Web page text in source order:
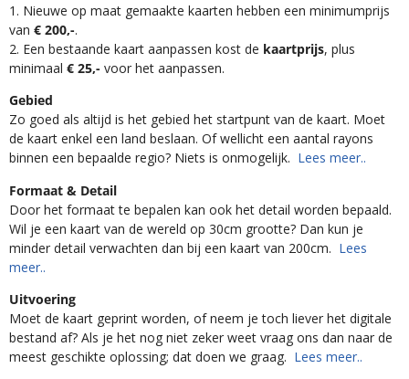
1. Nieuwe op maat gemaakte kaarten hebben een minimumprijs
van € 200,-.
2. Een bestaande kaart aanpassen kost de kaartprijs, plus
minimaal € 25,- voor het aanpassen.
Gebied
Zo goed als altijd is het gebied het startpunt van de kaart. Moet
de kaart enkel een land beslaan. Of wellicht een aantal rayons
binnen een bepaalde regio? Niets is onmogelijk. Lees meer..
Formaat & Detail
Door het formaat te bepalen kan ook het detail worden bepaald.
Wil je een kaart van de wereld op 30cm grootte? Dan kun je
minder detail verwachten dan bij een kaart van 200cm. Lees
meer..
Uitvoering
Moet de kaart geprint worden, of neem je toch liever het digitale
bestand af? Als je het nog niet zeker weet vraag ons dan naar de
meest geschikte oplossing; dat doen we graag. Lees meer..